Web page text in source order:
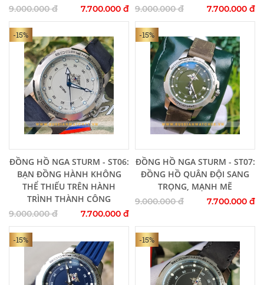
9.000.000 đ 7.700.000 đ 9.000.000 đ 7.700.000 đ
-15%
Thêm vào giỏ hàng
ĐỒNG HỒ NGA STURM - ST06:
BẠN ĐỒNG HÀNH KHÔNG
THỂ THIẾU TRÊN HÀNH
TRÌNH THÀNH CÔNG
9.000.000 đ 7.700.000 đ
-15%
Thêm vào giỏ hàng
ĐỒNG HỒ NGA STURM - ST07:
ĐỒNG HỒ QUÂN ĐỘI SANG
TRỌNG, MẠNH MẼ
9.000.000 đ 7.700.000 đ
-15% -15%